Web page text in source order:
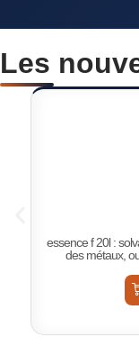
Les
essence f 20l :
des métaux,